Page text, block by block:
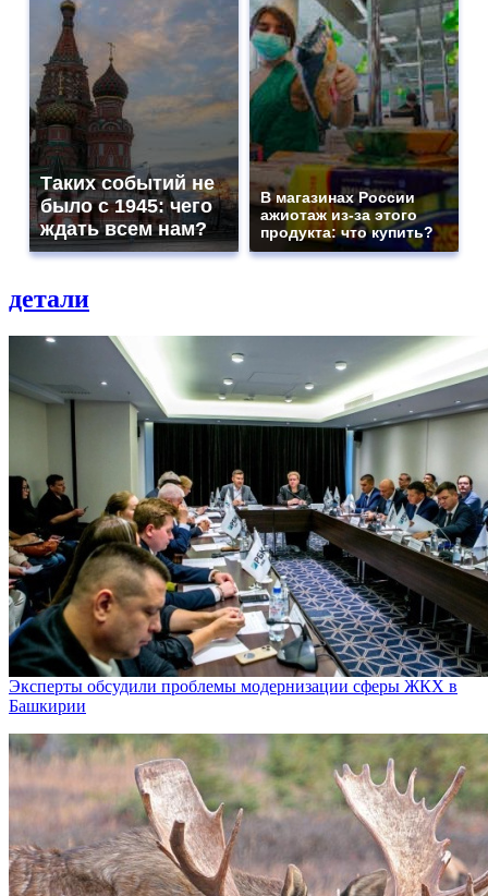
Таких событий не
было с 1945: чего
ждать всем нам?
В магазинах России
ажиотаж из-за этого
продукта: что купить?
детали
Эксперты обсудили проблемы модернизации сферы ЖКХ в
Башкирии